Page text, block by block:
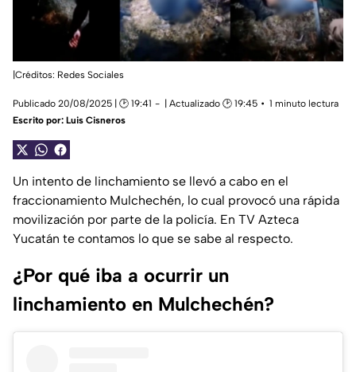
|Créditos: Redes Sociales
Publicado 20/08/2025 | 🕑 19:41 | Actualizado 🕑 19:45
1 minuto lectura
Escrito por: Luis Cisneros
Un intento de linchamiento se llevó a cabo en el
fraccionamiento Mulchechén, lo cual provocó una rápida
movilización por parte de la policía. En TV Azteca
Yucatán te contamos lo que se sabe al respecto.
¿Por qué iba a ocurrir un
linchamiento en Mulchechén?